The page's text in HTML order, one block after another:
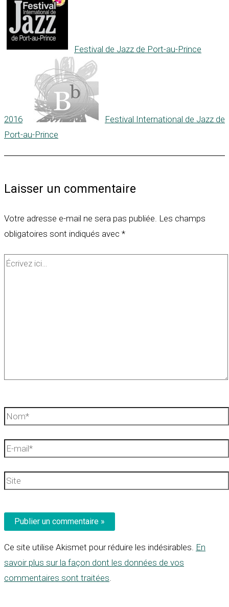
Festival de Jazz de Port-au-Prince
2016
Festival International de Jazz de
Port-au-Prince
Laisser un commentaire
Votre adresse e-mail ne sera pas publiée. Les champs
obligatoires sont indiqués avec *
Écrivez
Nom*
E-
Site
Ce site utilise Akismet pour réduire les indésirables. En
savoir plus sur la façon dont les données de vos
commentaires sont traitées